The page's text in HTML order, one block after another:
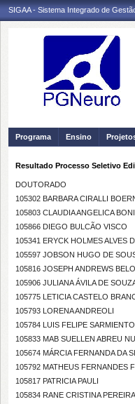
SIGAA - Sistema Integrado de
Programa Ensino
Resultado Processo Seletivo
DOUTORADO
105302 BARBARA CIRALLI
105803 CLAUDIA ANGELICA
105866 DIEGO BULCÃO VISCO
105341 ERYCK HOLMES ALVES
105597 JOBSON HUGO DE
105816 JOSEPH ANDREWS
105906 JULIANA ÁVILA DE
105775 LETICIA CASTELO
105793 LORENA ANDREOLI
105784 LUIS FELIPE
105833 MAB SUELLEN ABREU
105674 MÁRCIA FERNANDA DA
105792 MATHEUS FERNANDES
105817 PATRICIA PAULI
105834 RANE CRISTINA